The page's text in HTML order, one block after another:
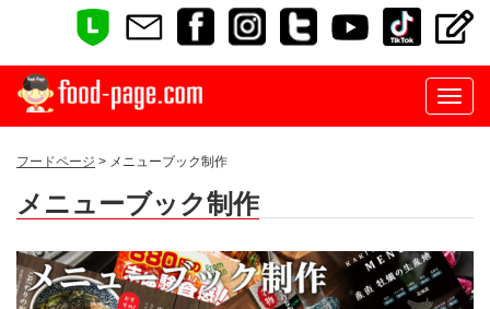
フードページ > メニューブック制作
メニューブック制作